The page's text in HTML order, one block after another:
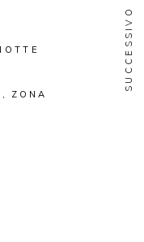
ZONA
SUCCESSIVO